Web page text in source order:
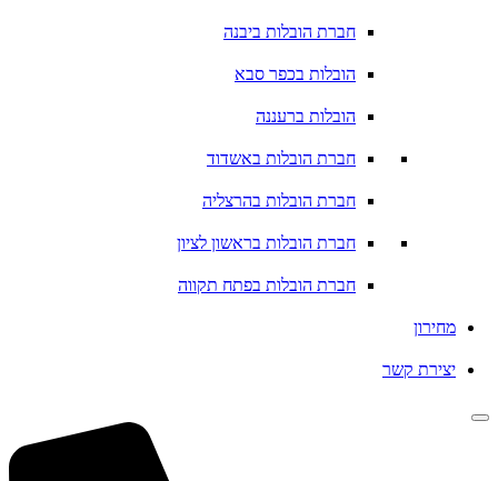
חברת הובלות ביבנה
הובלות בכפר סבא
הובלות ברעננה
חברת הובלות באשדוד
חברת הובלות בהרצליה
חברת הובלות בראשון לציון
חברת הובלות בפתח תקווה
מחירון
יצירת קשר